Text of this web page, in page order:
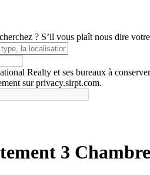
? S’il vous plaît nous dire
Realty et ses bureaux à
sur privacy.sirpt.com.
3